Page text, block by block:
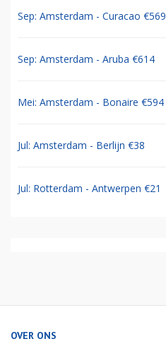
Sep: Amsterdam - Curacao €569
Sep: Amsterdam - Aruba €614
Mei: Amsterdam - Bonaire €594
Jul: Amsterdam - Berlijn €38
Jul: Rotterdam - Antwerpen €21
OVER ONS